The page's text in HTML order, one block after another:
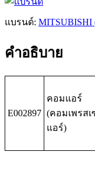
แบรนด์:
คำอธิบาย
E002897
คอมแอร์
(คอมเพรสเ
แอร์)